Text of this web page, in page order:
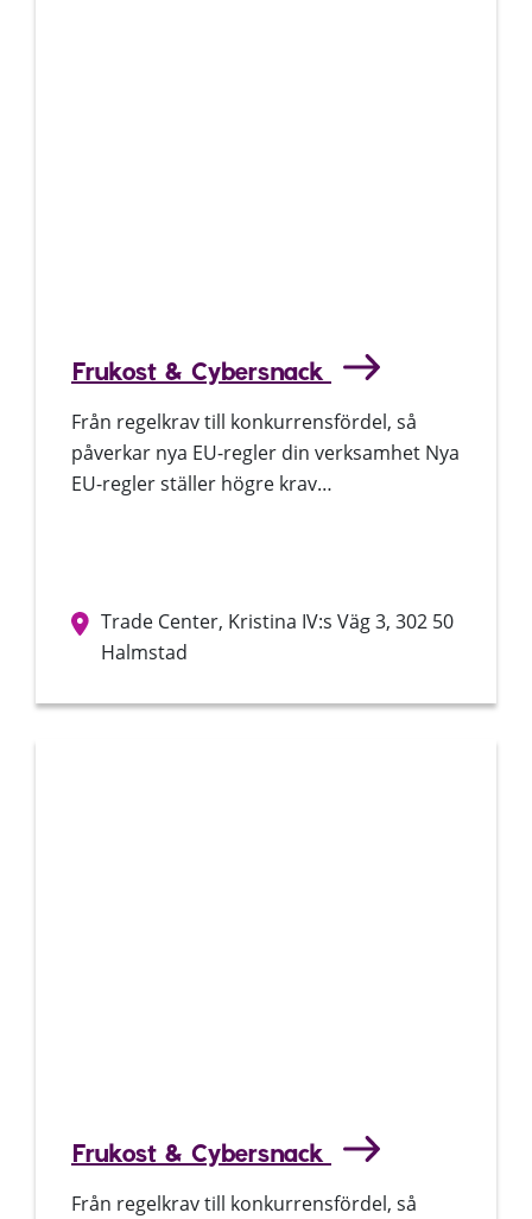
Frukost & Cybersnack
Från regelkrav till konkurrensfördel, så
påverkar nya EU-regler din verksamhet Nya
EU-regler ställer högre krav…
Trade Center, Kristina IV:s Väg 3, 302 50
Halmstad
Frukost & Cybersnack
Från regelkrav till konkurrensfördel, så